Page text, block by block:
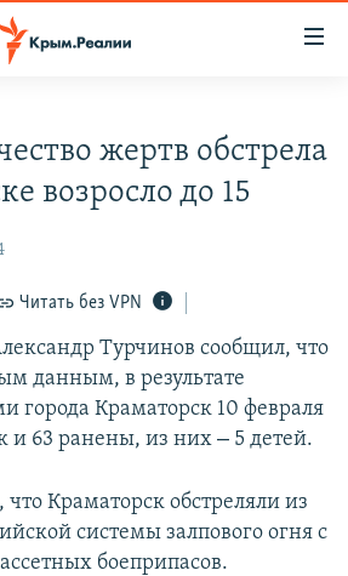
КРЫМА
11 ИСТОРИЙ СОПРОТИВЛЕНИЯ
жертв обстрела
возросло до 15
Читать без VPN
Турчинов сообщил, что
данным, в результате
города Краматорск 10 февраля
и 63 ранены, из них – 5 детей.
Краматорск обстреляли из
системы залпового огня с
боеприпасов.